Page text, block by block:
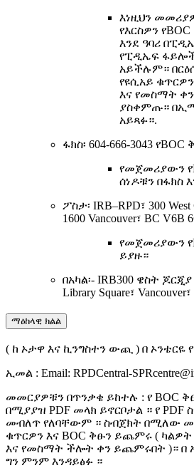
እነዚህን
የእርስዎን
እንደ ዓባሪ
የፒዲኤፍ
አይችሉም።
የዩሲአይ ቁጥርዎን
እና የመስማት ቀን
ያስቀምጡ።
አይጻፉ።.
ፋክስ፡ 604-666-3043
የመጀመሪያውን
ሰነዶቹን በፋክስ
ፖስታ፡ IRB–RPD፣ 300 West
1600 Vancouver፣ BC V6B
የመጀመሪያውን
ይያዙ።
በአካል፡- IRB300 ዌስት
Library Square፣
ማዕከላዊ ክልል
( ከ ኦታዋ እና ኪንግስተን ውጪ ) በ ኦንቴርዬ
ኢመል : Email: RPDCentral-
መመርያዎቹን በጥንቃቄ ይከተሉ : የ BOC
በሚያያዝ PDF መላክ ይኖርቦታል ። የ PDF
መብለጥ የለባቸውም ። ስብጀክት በሚለው
ቁጥርዎን እና BOC ቅፁን ይጨምሩ ( ካልዎት
እና የመስማት ችሎት ቀን ይጨምሩበት )። በ
ግን ምንም እንዳይፅፉ ።